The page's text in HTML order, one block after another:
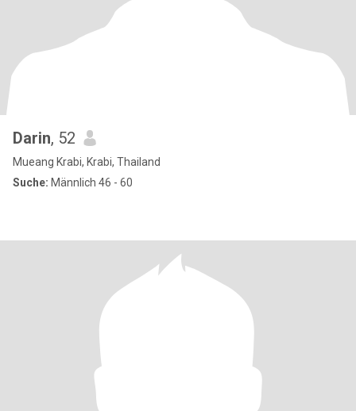
Darin, 52
Mueang Krabi, Krabi, Thailand
Suche: Männlich 46 - 60